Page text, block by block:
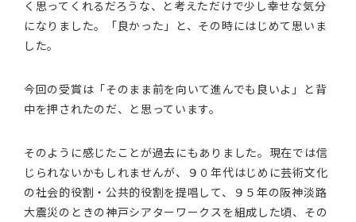
く思ってくれるだろうな、と考えただけで少し幸せな気分
になりました。「良かった」と、その時にはじめて思いま
した。
今回の受賞は「そのまま前を向いて進んでも良いよ」と背
中を押されたのだ、と思っています。
そのように感じたことが過去にもありました。現在では信
じられないかもしれませんが、９０年代はじめに芸術文化
の社会的役割・公共的役割を提唱して、９５年の阪神淡路
大震災のときの神戸シアターワークスを組成した頃、その